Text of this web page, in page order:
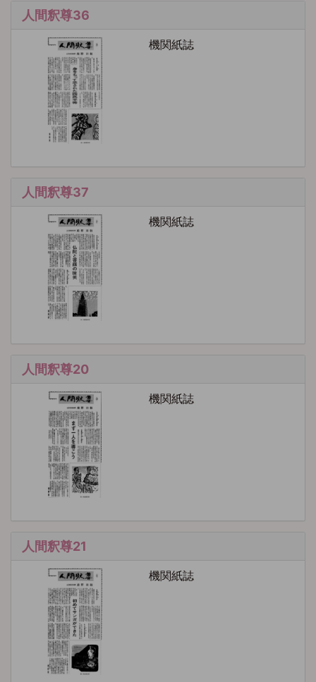
人間釈尊36
機関紙誌
人間釈尊37
機関紙誌
人間釈尊20
機関紙誌
人間釈尊21
機関紙誌